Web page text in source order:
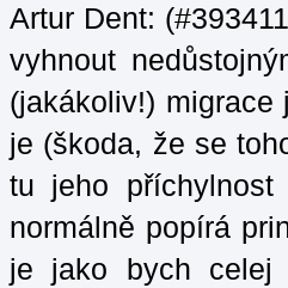
Artur Dent:
vyhnout
(jakákoliv!)
je (škoda, že se
tu jeho
normálně popírá
je jako bych celej